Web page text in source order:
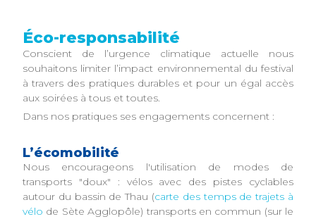
Éco-responsabilité
Conscient de l’urgence climatique actuelle nous
souhaitons limiter l’impact environnemental du festival
à travers des pratiques durables et pour un égal accès
aux soirées à tous et toutes.
Dans nos pratiques ses engagements concernent :
L’écomobilité
Nous encourageons l'utilisation de modes de
transports "doux" : vélos avec des pistes cyclables
autour du bassin de Thau (carte des temps de trajets à
vélo de Sète Agglopôle) transports en commun (sur le